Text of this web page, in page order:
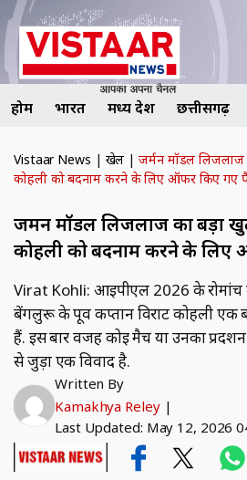
होम भारत मध्य प्रदेश छत्तीसगढ़
Vistaar News | खेल | जर्मन मॉडल लिजलाज
कोहली को बदनाम करने के लिए ऑफर किए गए
जर्मन मॉडल लिजलाज का बड़ा
कोहली को बदनाम करने के
Virat Kohli: आईपीएल 2026 के रोमांच
बेंगलुरू के पूर्व कप्तान विराट कोहली एक
हैं. इस बार वजह कोई मैच या उनका
से जुड़ा एक विवाद है.
Written By
Kamakhya Reley|
Last Updated: May 12, 2026